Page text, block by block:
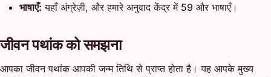
भाषाएँ: यहाँ अंग्रेज़ी, और हमारे अनुवाद केंद्र में 59 और भाषाएँ।
जीवन पथांक को समझना
आपका जीवन पथांक आपकी जन्म तिथि से प्राप्त होता है। यह आपके मुख्य